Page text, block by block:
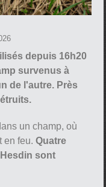
depuis 16h20
survenus à
de l'autre. Près
un champ, où
en feu.Quatre
sont